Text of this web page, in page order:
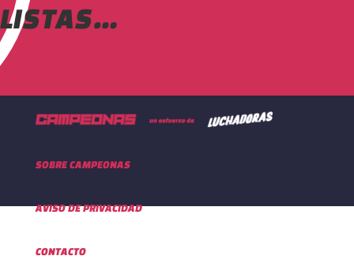
LISTAS…
SOBRE CAMPEONAS
AVISO DE PRIVACIDAD
CONTACTO